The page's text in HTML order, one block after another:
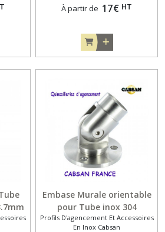
À partir de 17€ HT
Embase Murale orientable
pour Tube inox 304
diamètre 48.3 mm
Profils D'agencement Et Accessoires
En Inox Cabsan